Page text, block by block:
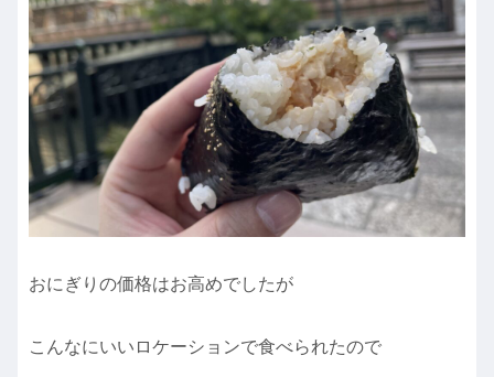
おにぎりの価格はお高めでしたが
こんなにいいロケーションで食べられたので